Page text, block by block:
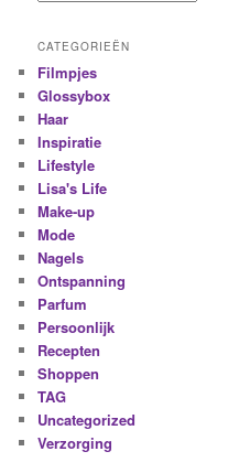
CATEGORIEËN
Filmpjes
Glossybox
Haar
Inspiratie
Lifestyle
Lisa's Life
Make-up
Mode
Nagels
Ontspanning
Parfum
Persoonlijk
Recepten
Shoppen
TAG
Uncategorized
Verzorging